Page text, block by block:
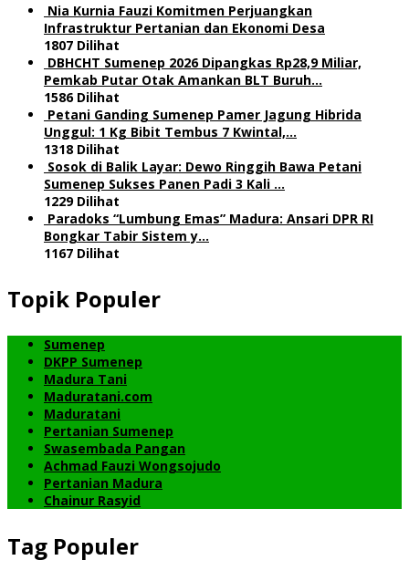
Nia Kurnia Fauzi Komitmen Perjuangkan
Infrastruktur Pertanian dan Ekonomi Desa
1807 Dilihat
DBHCHT Sumenep 2026 Dipangkas Rp28,9 Miliar,
Pemkab Putar Otak Amankan BLT Buruh…
1586 Dilihat
Petani Ganding Sumenep Pamer Jagung Hibrida
Unggul: 1 Kg Bibit Tembus 7 Kwintal,…
1318 Dilihat
Sosok di Balik Layar: Dewo Ringgih Bawa Petani
Sumenep Sukses Panen Padi 3 Kali …
1229 Dilihat
Paradoks “Lumbung Emas” Madura: Ansari DPR RI
Bongkar Tabir Sistem y…
1167 Dilihat
Topik Populer
Sumenep
DKPP Sumenep
Madura Tani
Maduratani.com
Maduratani
Pertanian Sumenep
Swasembada Pangan
Achmad Fauzi Wongsojudo
Pertanian Madura
Chainur Rasyid
Tag Populer